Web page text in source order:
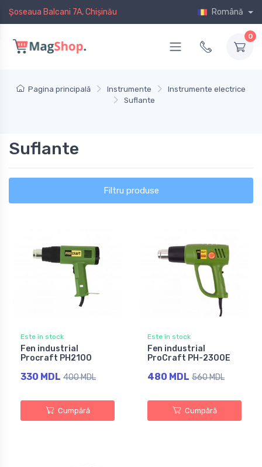
Șoseaua Balcani 7A, Chișinău Română
0
Pagina principală Instrumente
Instrumente electrice
Suflante
Suflante
Filtru produse
Este în stock
Fen industrial
Procraft PH2100
330 MDL 400 MDL
Cumpără
Este în stock
Fen industrial
ProCraft PH-2300E
480 MDL 560 MDL
Cumpără